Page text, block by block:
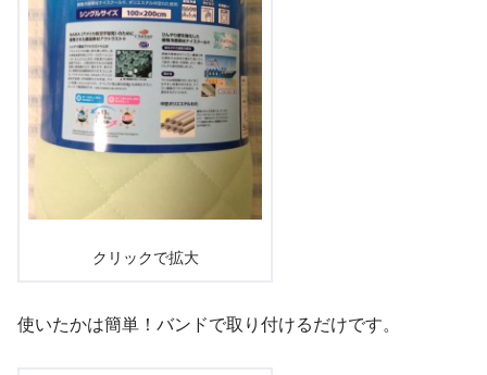
クリックで拡大
使いたかは簡単！バンドで取り付けるだけです。